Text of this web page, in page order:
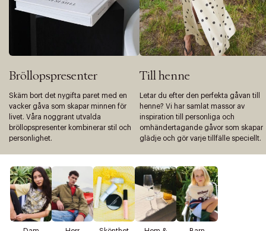
Bröllopspresenter
Skäm bort det nygifta paret med en
vacker gåva som skapar minnen för
livet. Våra noggrant utvalda
bröllopspresenter kombinerar stil och
personlighet.
Till henne
Letar du efter den perfekta gåvan till
henne? Vi har samlat massor av
inspiration till personliga och
omhändertagande gåvor som skapar
glädje och gör varje tillfälle speciellt.